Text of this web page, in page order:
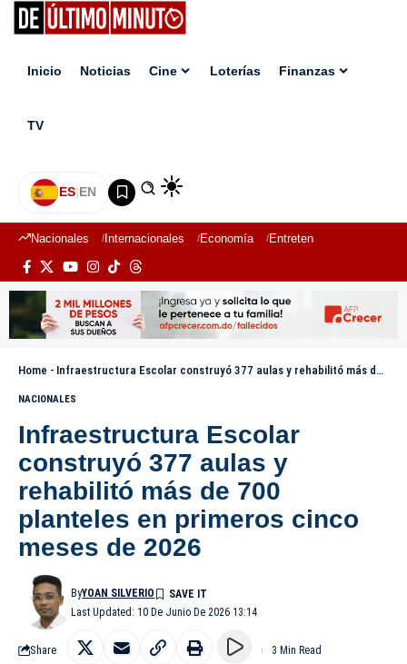
Inicio Noticias Cine Loterías Finanzas
TV
ES|EN
Nacionales Internacionales Economía Entretenimiento
Home - Infraestructura Escolar construyó 377 aulas y rehabilitó más de 700 planteles en primeros cinco meses de 2026
NACIONALES
Infraestructura Escolar
construyó 377 aulas y
rehabilitó más de 700
planteles en primeros cinco
meses de 2026
Last Updated: 10 De Junio De 2026 13:14
ByYOAN SILVERIO
Share 3 Min Read